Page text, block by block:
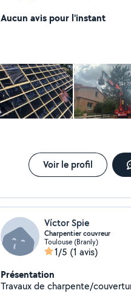
demoussage faitages gouttière
Aucun avis pour l'instant
Voir le profil
Víctor Spie
Charpentier couvreur
Toulouse (Branly)
1/5 (1 avis)
Présentation
Travaux de charpente/